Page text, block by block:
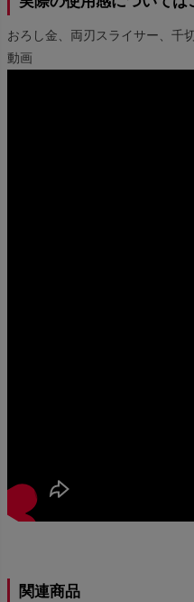
おろし金、両刃スライサー、千
動画
関連商品